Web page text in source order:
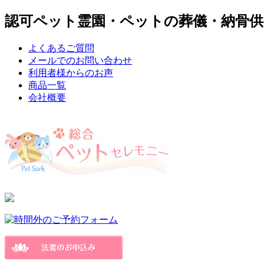
認可ペット霊園・ペットの葬儀・納骨
よくあるご質問
メールでのお問い合わせ
利用者様からのお声
商品一覧
会社概要